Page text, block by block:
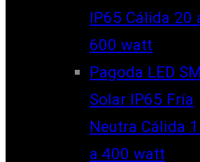
IP65 Cálida 20
600 watt
Pagoda LED
Solar IP65 Fría
Neutra Cálida
a 400 watt